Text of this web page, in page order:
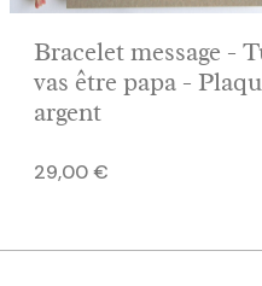
Bracelet message -
vas être papa -
argent
Prix
29,00 €